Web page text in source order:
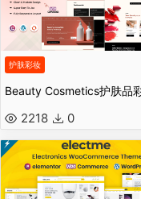
护肤彩妆
2218 0